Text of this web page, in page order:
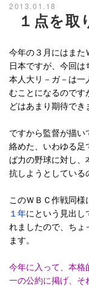
2013.01.18
１点を
今年の３月にはまた
日本ですが、今回
本人大リ－ガ－は一
むことになるのです
どはあまり期待でき
ですから監督が描い
絡めた、いわゆる足
ば力の野球に対し、
抗しようとしている
このＷＢＣ作戦同様
１年にという見出し
れましたので、ちょ
ます。
今年に入って、本格
一の公約に掲げ、そ